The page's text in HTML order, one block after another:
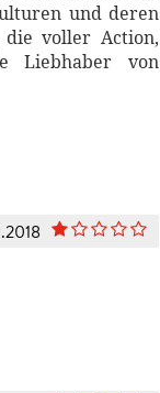
und deren
die voller Action,
Liebhaber von